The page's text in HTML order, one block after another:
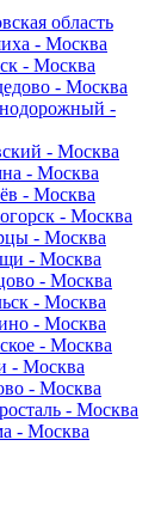
область
- Москва
- Москва
- Москва
-
- Москва
- Москва
- Москва
- Москва
- Москва
- Москва
- Москва
- Москва
- Москва
- Москва
- Москва
- Москва
- Москва
- Москва